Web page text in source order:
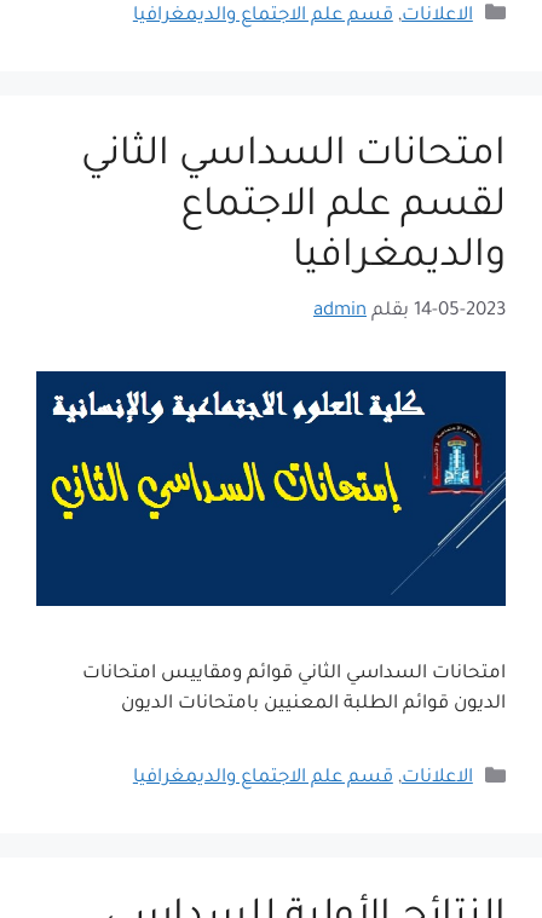
التصنيفات
الاعلانات,قسم علم الاجتماع والديمغرافيا
امتحانات السداسي الثاني
لقسم علم الاجتماع
والديمغرافيا
14-05-2023 بقلم admin
امتحانات السداسي الثاني قوائم ومقاييس امتحانات
الديون قوائم الطلبة المعنيين بامتحانات الديون
التصنيفات
الاعلانات,قسم علم الاجتماع والديمغرافيا